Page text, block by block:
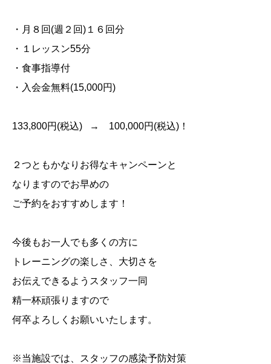
・月８回 (週２回) １６回分
・１レッスン55分
・食事指導付
・入会金無料(15,000円)
133,800円 (税込) → 100,000円 (税込) ！
２つともかなりお得なキャンペーンと
なりますのでお早めの
ご予約をおすすめします！
今後もお一人でも多くの方に
トレーニングの楽しさ、大切さを
お伝えできるようスタッフ一同
精一杯頑張りますので
何卒よろしくお願いいたします。
※当施設では、スタッフの感染予防対策